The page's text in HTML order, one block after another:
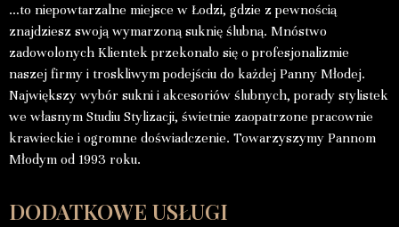
…to niepowtarzalne miejsce w Łodzi, gdzie z pewnością
znajdziesz swoją wymarzoną suknię ślubną. Mnóstwo
zadowolonych Klientek przekonało się o profesjonalizmie
naszej firmy i troskliwym podejściu do każdej Panny Młodej.
Największy wybór sukni i akcesoriów ślubnych, porady stylistek
we własnym Studiu Stylizacji, świetnie zaopatrzone pracownie
krawieckie i ogromne doświadczenie. Towarzyszymy Pannom
Młodym od 1993 roku.
DODATKOWE USŁUGI